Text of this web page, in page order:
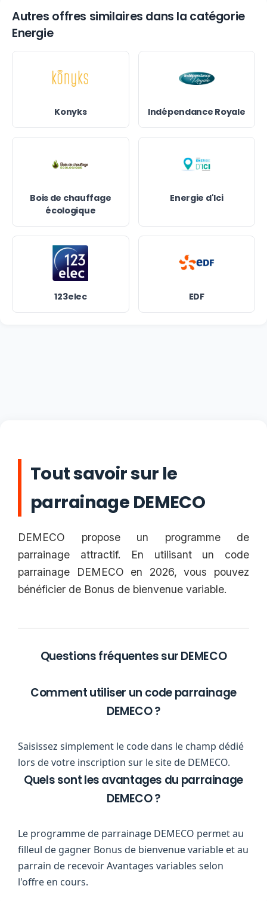
Autres offres similaires dans la catégorie
Energie
Konyks Indépendance Royale
Bois de chauffage
écologique
Energie d'Ici
123elec EDF
Tout savoir sur le
parrainage DEMECO
DEMECO propose un programme de
parrainage attractif. En utilisant un code
parrainage DEMECO en 2026, vous pouvez
bénéficier de Bonus de bienvenue variable.
Questions fréquentes sur DEMECO
Comment utiliser un code parrainage
DEMECO ?
Saisissez simplement le code dans le champ dédié
lors de votre inscription sur le site de DEMECO.
Quels sont les avantages du parrainage
DEMECO ?
Le programme de parrainage DEMECO permet au
filleul de gagner Bonus de bienvenue variable et au
parrain de recevoir Avantages variables selon
l'offre en cours.